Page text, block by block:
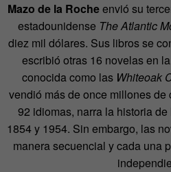
Mazo de la Rocheenvió su
estadounidense The Atlantic
diez mil dólares. Sus libros se
escribió otras 16 novelas en
conocida como las Whiteoak
vendió más de once millones
92 idiomas, narra la historia
1854 y 1954. Sin embargo, las
manera secuencial y cada una